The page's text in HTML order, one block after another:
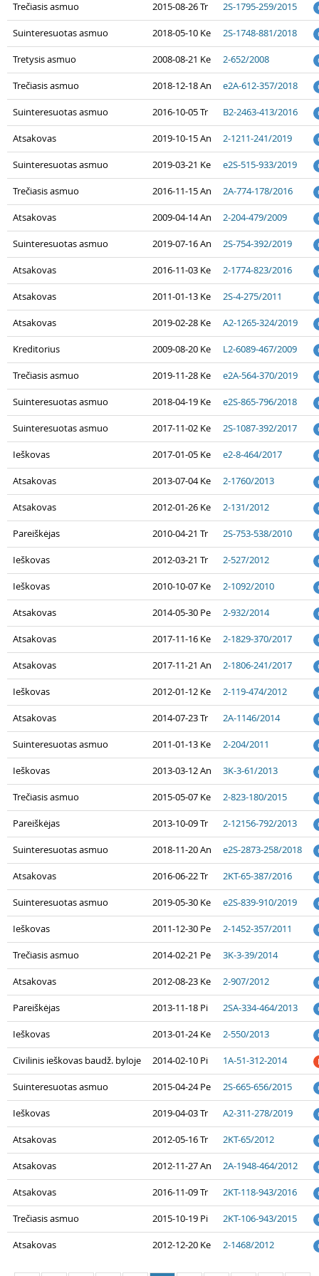
Trečiasis asmuo 2015-08-26 Tr 2S-1795-259/2015
Suinteresuotas asmuo 2018-05-10 Ke 2S-1748-881/2018
Tretysis asmuo 2008-08-21 Ke 2-652/2008
Trečiasis asmuo 2018-12-18 An e2A-612-357/2018
Suinteresuotas asmuo 2016-10-05 Tr B2-2463-413/2016
Atsakovas 2019-10-15 An 2-1211-241/2019
Suinteresuotas asmuo 2019-03-21 Ke e2S-515-933/2019
Trečiasis asmuo 2016-11-15 An 2A-774-178/2016
Atsakovas 2009-04-14 An 2-204-479/2009
Suinteresuotas asmuo 2019-07-16 An 2S-754-392/2019
Atsakovas 2016-11-03 Ke 2-1774-823/2016
Atsakovas 2011-01-13 Ke 2S-4-275/2011
Atsakovas 2019-02-28 Ke A2-1265-324/2019
Kreditorius 2009-08-20 Ke L2-6089-467/2009
Trečiasis asmuo 2019-11-28 Ke e2A-564-370/2019
Suinteresuotas asmuo 2018-04-19 Ke e2S-865-796/2018
Suinteresuotas asmuo 2017-11-02 Ke 2S-1087-392/2017
Ieškovas 2017-01-05 Ke e2-8-464/2017
Atsakovas 2013-07-04 Ke 2-1760/2013
Atsakovas 2012-01-26 Ke 2-131/2012
Pareiškėjas 2010-04-21 Tr 2S-753-538/2010
Ieškovas 2012-03-21 Tr 2-527/2012
Ieškovas 2010-10-07 Ke 2-1092/2010
Atsakovas 2014-05-30 Pe 2-932/2014
Atsakovas 2017-11-16 Ke 2-1829-370/2017
Atsakovas 2017-11-21 An 2-1806-241/2017
Ieškovas 2012-01-12 Ke 2-119-474/2012
Atsakovas 2014-07-23 Tr 2A-1146/2014
Suinteresuotas asmuo 2011-01-13 Ke 2-204/2011
Ieškovas 2013-03-12 An 3K-3-61/2013
Trečiasis asmuo 2015-05-07 Ke 2-823-180/2015
Pareiškėjas 2013-10-09 Tr 2-12156-792/2013
Suinteresuotas asmuo 2018-11-20 An e2S-2873-258/2018
Atsakovas 2016-06-22 Tr 2KT-65-387/2016
Suinteresuotas asmuo 2019-05-30 Ke e2S-839-910/2019
Ieškovas 2011-12-30 Pe 2-1452-357/2011
Trečiasis asmuo 2014-02-21 Pe 3K-3-39/2014
Atsakovas 2012-08-23 Ke 2-907/2012
Pareiškėjas 2013-11-18 Pi 2SA-334-464/2013
Ieškovas 2013-01-24 Ke 2-550/2013
Civilinis ieškovas baudž. byloje 2014-02-10 Pi 1A-51-312-2014
Suinteresuotas asmuo 2015-04-24 Pe 2S-665-656/2015
Ieškovas 2019-04-03 Tr A2-311-278/2019
Atsakovas 2012-05-16 Tr 2KT-65/2012
Atsakovas 2012-11-27 An 2A-1948-464/2012
Atsakovas 2016-11-09 Tr 2KT-118-943/2016
Trečiasis asmuo 2015-10-19 Pi 2KT-106-943/2015
Atsakovas 2012-12-20 Ke 2-1468/2012